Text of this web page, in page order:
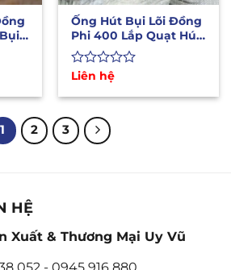
Ống Hút Bụi Lõi Đồng
Phi 400 Lắp Quạt Hút
Bụi Công Nghiệp
Được
hạng
0
5
sao
Liên hệ
1 2 3
HỆ
Xuất & Thương Mại Uy Vũ
052 - 0945 916 880